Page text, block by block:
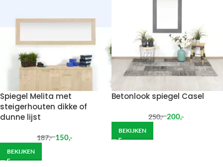
Spiegel Melita met
steigerhouten dikke of
dunne lijst
187,- 150,-
BEKIJKEN
Betonlook spiegel Casel
250,- 200,-
BEKIJKEN